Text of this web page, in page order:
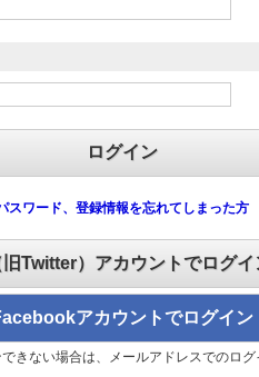
スワード、登録情報を忘れてしまった方
Twitter）アカウントでログイ
アカウントでログイン
きない場合は、メールアドレスでのログ